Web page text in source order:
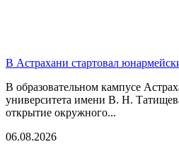
В Астрахани стартовал
В образовательном кампусе
университета имени В. Н.
открытие окружного...
06.08.2026